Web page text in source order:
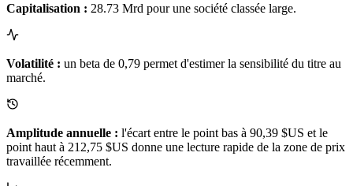
Capitalisation : 28.73 Mrd pour une société classée large.
Volatilité : un beta de 0,79 permet d'estimer la sensibilité du titre au
marché.
Amplitude annuelle : l'écart entre le point bas à 90,39 $US et le
point haut à 212,75 $US donne une lecture rapide de la zone de prix
travaillée récemment.